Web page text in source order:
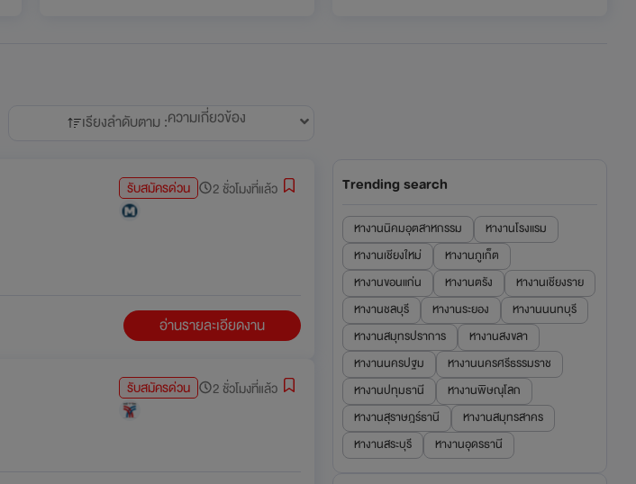
เรียงลำดับตาม :ความเกี่ยวข้อง
รับสมัครด่วน 2 ชั่วโมงที่แล้ว
อ่านรายละเอียดงาน
รับสมัครด่วน 2 ชั่วโมงที่แล้ว
Trending search
หางานนิคมอุตสาหกรรม
หางานโรงแรม
หางานเชียงใหม่
หางานภูเก็ต
หางานขอนแก่น
หางานตรัง
หางานเชียงราย
หางานชลบุรี
หางานระยอง
หางานนนทบุรี
หางานสมุทรปราการ
หางานสงขลา
หางานนครปฐม
หางานนครศรีธรรมราช
หางานปทุมธานี
หางานพิษณุโลก
หางานสุราษฎร์ธานี
หางานสมุทรสาคร
หางานสระบุรี
หางานอุดรธานี